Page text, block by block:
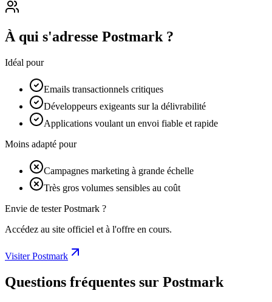
À qui s'adresse Postmark ?
Idéal pour
Emails transactionnels critiques
Développeurs exigeants sur la délivrabilité
Applications voulant un envoi fiable et rapide
Moins adapté pour
Campagnes marketing à grande échelle
Très gros volumes sensibles au coût
Envie de tester Postmark ?
Accédez au site officiel et à l'offre en cours.
Visiter Postmark
Questions fréquentes sur Postmark